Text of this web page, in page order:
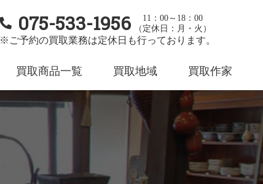
075-533-1956
11：00～18：00
（定休日：月・火）
※ご予約の買取業務は定休日も行っております。
買取商品一覧 買取地域 買取作家